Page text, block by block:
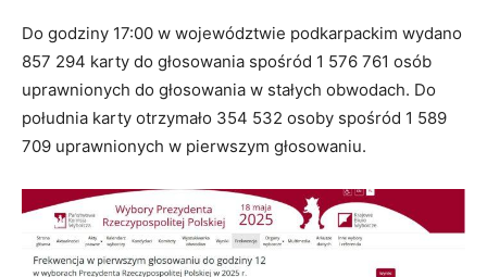
Do godziny 17:00 w województwie podkarpackim wydano
857 294 karty do głosowania spośród 1 576 761 osób
uprawnionych do głosowania w stałych obwodach. Do
południa karty otrzymało 354 532 osoby spośród 1 589
709 uprawnionych w pierwszym głosowaniu.